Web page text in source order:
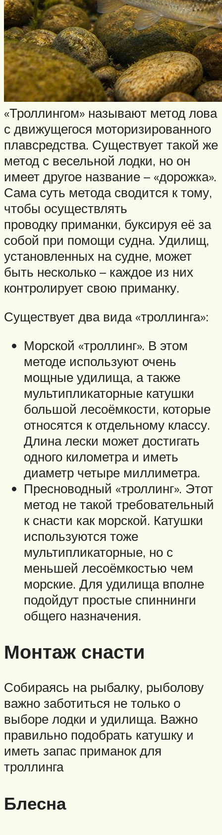
«Троллингом» называют метод лова
с движущегося моторизированного
плавсредства. Существует такой же
метод с весельной лодки, но он
имеет другое название – «дорожка».
Сама суть метода сводится к тому,
чтобы осуществлять
проводку приманки, буксируя её за
собой при помощи судна. Удилищ,
установленных на судне, может
быть несколько – каждое из них
контролирует свою приманку.
Существует два вида «троллинга»:
Морской «троллинг». В этом
методе используют очень
мощные удилища, а также
мультипликаторные катушки
большой лесоёмкости, которые
относятся к отдельному классу.
Длина лески может достигать
одного километра и иметь
диаметр четыре миллиметра.
Пресноводный «троллинг». Этот
метод не такой требовательный
к снасти как морской. Катушки
используются тоже
мультипликаторные, но с
меньшей лесоёмкостью чем
морские. Для удилища вполне
подойдут простые спиннинги
общего назначения.
Монтаж снасти
Собираясь на рыбалку, рыболову
важно заботиться не только о
выборе лодки и удилища. Важно
правильно подобрать катушку и
иметь запас приманок для
троллинга
Блесна